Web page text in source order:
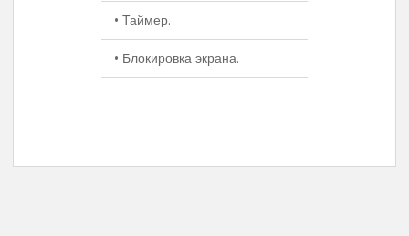
• Таймер.
• Блокировка экрана.